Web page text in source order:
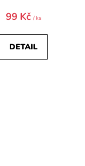
99 Kč / ks
DETAIL